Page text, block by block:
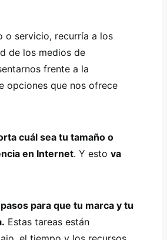
o servicio, recurría a los
de los medios de
frente a la
opciones que nos ofrece
cuál sea tu tamaño o
en Internet. Y esto va
para que tu marca y tu
Estas tareas están